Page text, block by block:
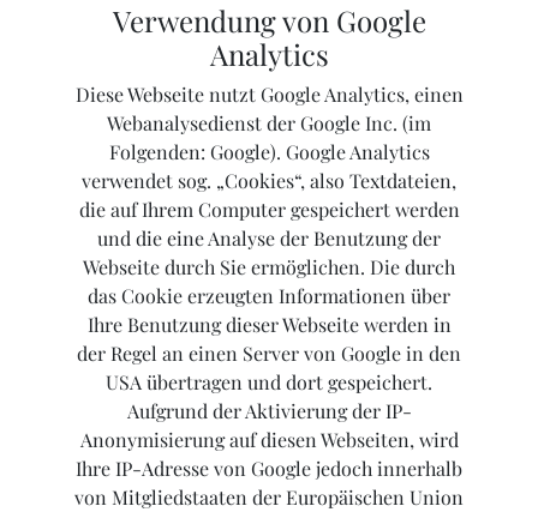
Verwendung von Google
Analytics
Diese Webseite nutzt Google Analytics, einen
Webanalysedienst der Google Inc. (im
Folgenden: Google). Google Analytics
verwendet sog. „Cookies“, also Textdateien,
die auf Ihrem Computer gespeichert werden
und die eine Analyse der Benutzung der
Webseite durch Sie ermöglichen. Die durch
das Cookie erzeugten Informationen über
Ihre Benutzung dieser Webseite werden in
der Regel an einen Server von Google in den
USA übertragen und dort gespeichert.
Aufgrund der Aktivierung der IP-
Anonymisierung auf diesen Webseiten, wird
Ihre IP-Adresse von Google jedoch innerhalb
von Mitgliedstaaten der Europäischen Union